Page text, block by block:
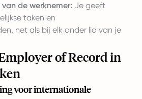
de werknemer: Je geeft
taken en
net als bij elk ander lid van je
of Record in
voor internationale